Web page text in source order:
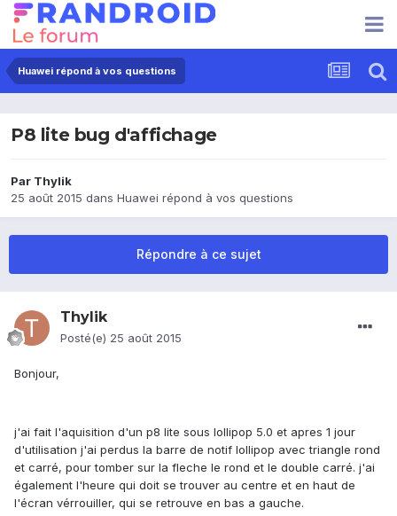
Huawei répond à vos questions
P8 lite bug d'affichage
Par Thylik
25 août 2015 dans Huawei répond à vos questions
Répondre à ce sujet
Thylik
Posté(e) 25 août 2015
Bonjour,
j'ai fait l'aquisition d'un p8 lite sous lollipop 5.0 et apres 1 jour
d'utilisation j'ai perdus la barre de notif lollipop avec triangle rond
et carré, pour tomber sur la fleche le rond et le double carré. j'ai
également l'heure qui doit se trouver au centre et en haut de
l'écran vérrouiller, qui se retrouve en bas a gauche.